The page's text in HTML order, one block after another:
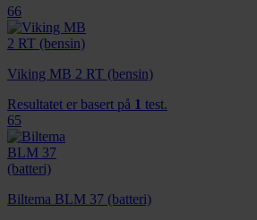
66
Viking MB 2 RT (bensin)
Resultatet er basert på 1 test.
65
Biltema BLM 37 (batteri)